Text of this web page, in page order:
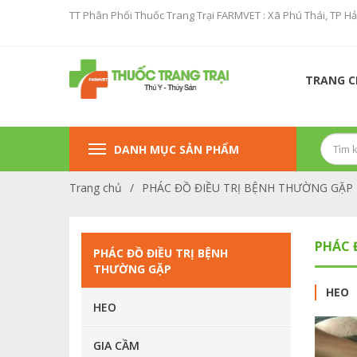
TT Phân Phối Thuốc Trang Trại FARMVET : Xã Phú Thái, TP
TRANG
DANH MỤC SẢN PHẨM
SẢN PHẨM KHUYẾN MẠI
Trang chủ / PHÁC ĐỒ ĐIỀU TRỊ BỆNH THƯỜNG GẶP
PHÁC
HEO
PHÁC ĐỒ ĐIỀU TRỊ BỆNH
THƯỜNG GẶP
HEO
GIA CẦM